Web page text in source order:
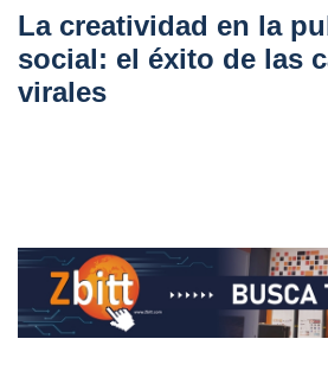
La creatividad en la
social: el éxito de las
virales